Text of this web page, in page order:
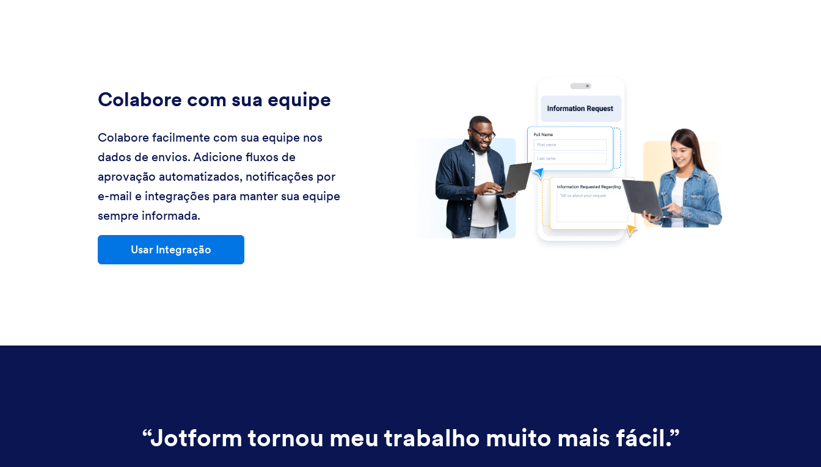
Colabore com sua equipe
Colabore facilmente com sua equipe nos
dados de envios. Adicione fluxos de
aprovação automatizados, notificações por
e-mail e integrações para manter sua equipe
sempre informada.
Usar Integração
“Jotform tornou meu trabalho muito mais fácil.”